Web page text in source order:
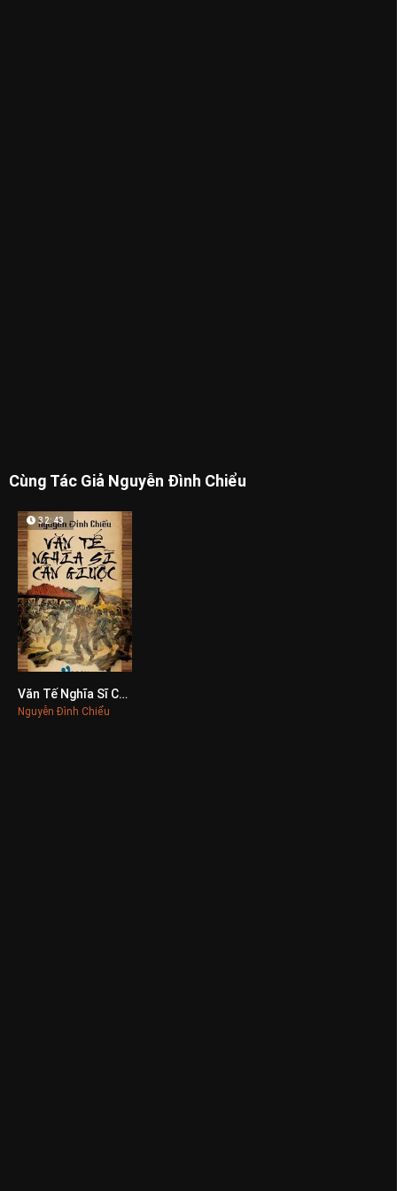
Cùng Tác Giả Nguyễn Đình Chiểu
0
32:43
Văn Tế Nghĩa Sĩ Cần Giuộc
Nguyễn Đình Chiểu